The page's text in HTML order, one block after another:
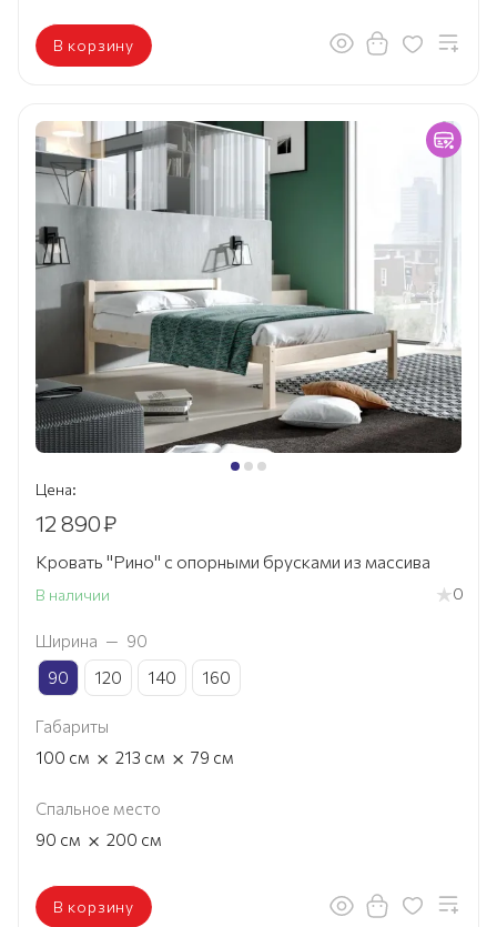
В корзину
Цена:
12 890₽
Кровать "Рино" с опорными брусками из массива
В наличии 0
Ширина — 90
90
120 140 160
Габариты
100 см × 213 см × 79 см
Спальное место
90 см × 200 см
В корзину